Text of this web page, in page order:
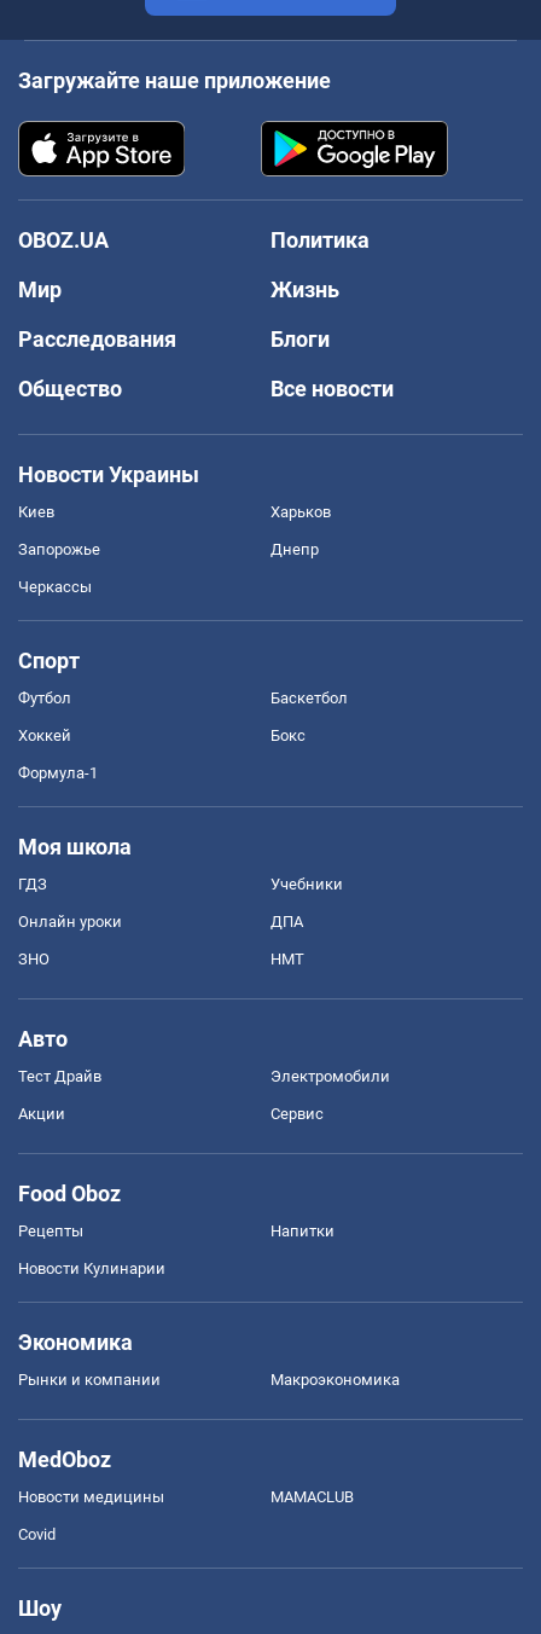
Загружайте наше приложение
OBOZ.UA
Политика
Мир
Жизнь
Расследования
Блоги
Общество
Все новости
Новости Украины
Киев Харьков
Запорожье Днепр
Черкассы
Спорт
Футбол Баскетбол
Хоккей Бокс
Формула-1
Моя школа
ГДЗ Учебники
Онлайн уроки ДПА
ЗНО НМТ
Авто
Тест Драйв Электромобили
Акции Сервис
Food Oboz
Рецепты Напитки
Новости Кулинарии
Экономика
Рынки и компании Mакроэкономика
MedOboz
Новости медицины MAMACLUB
Covid
Шоу